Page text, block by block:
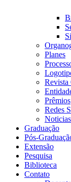
Planes
Revista
Prêmios
Redes
Graduação
Pós-
Extensão
Pesquisa
Biblioteca
Contato